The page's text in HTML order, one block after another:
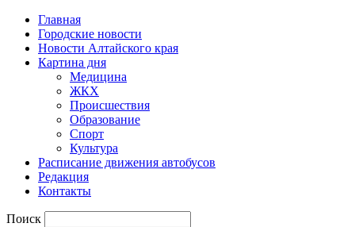
Главная
Городские новости
Новости Алтайского края
Картина дня
Медицина
ЖКХ
Происшествия
Образование
Спорт
Культура
Расписание движения автобусов
Редакция
Контакты
Поиск